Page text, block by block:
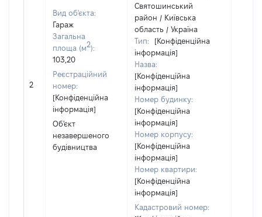
2
Вид об'єкта:
Гараж
Загальна
площа (м2):
103,20
Реєстраційний
номер:
[Конфіденційна
інформація]
Об'єкт
незавершеного
будівництва
Святошинський
район / Київська
область / Україна
Тип:
[Конфіденційна
інформація]
Назва:
[Конфіденційна
інформація]
Номер будинку:
[Конфіденційна
інформація]
Номер корпусу:
[Конфіденційна
інформація]
Номер квартири:
[Конфіденційна
інформація]
Кадастровий номер: